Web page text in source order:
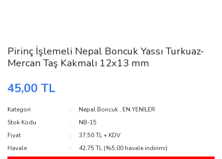
Pirinç İşlemeli Nepal Boncuk Yassı Turkuaz-
Mercan Taş Kakmalı 12x13 mm
45,00 TL
Kategori Nepal Boncuk , EN YENİLER
Stok Kodu
NB-15
Fiyat
37,50 TL + KDV
Havale
42,75 TL (%5,00 havale indirimi)